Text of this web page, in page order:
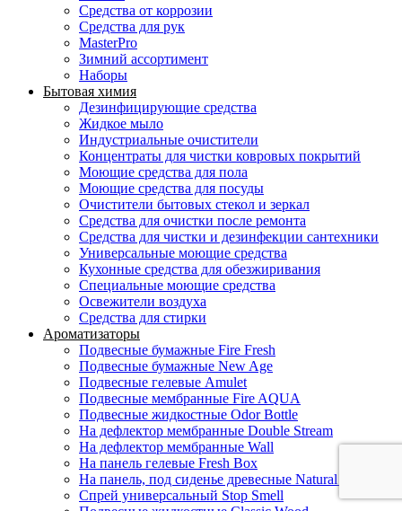
Средства от коррозии
Средства для рук
MasterPro
Зимний ассортимент
Наборы
Бытовая химия
Дезинфицирующие средства
Жидкое мыло
Индустриальные очистители
Концентраты для чистки ковровых покрытий
Моющие средства для пола
Моющие средства для посуды
Очистители бытовых стекол и зеркал
Средства для очистки после ремонта
Средства для чистки и дезинфекции сантехники
Универсальные моющие средства
Кухонные средства для обезжиривания
Специальные моющие средства
Освежители воздуха
Средства для стирки
Ароматизаторы
Подвесные бумажные Fire Fresh
Подвесные бумажные New Age
Подвесные гелевые Amulet
Подвесные мембранные Fire AQUA
Подвесные жидкостные Odor Bottle
На дефлектор мембранные Double Stream
На дефлектор мембранные Wall
На панель гелевые Fresh Box
На панель, под сиденье древесные Natural Fresh
Спрей универсальный Stop Smell